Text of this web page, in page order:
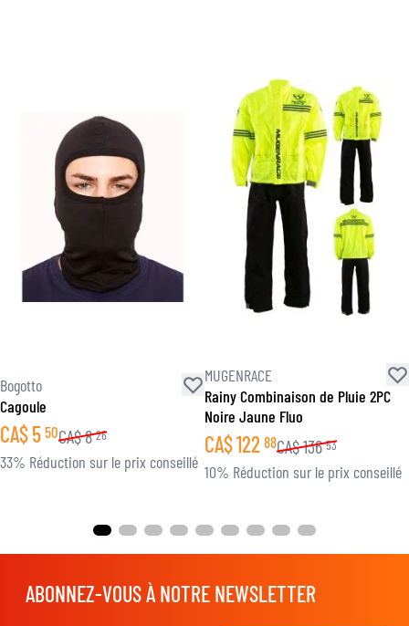
Bogotto
Cagoule
CA$5 50CA$8 26
33% Réduction sur le prix conseillé
MUGENRACE
Rainy Combinaison de Pluie 2PC
Noire Jaune Fluo
CA$122 88CA$136 53
10% Réduction sur le prix conseillé
ABONNEZ-VOUS À NOTRE NEWSLETTER